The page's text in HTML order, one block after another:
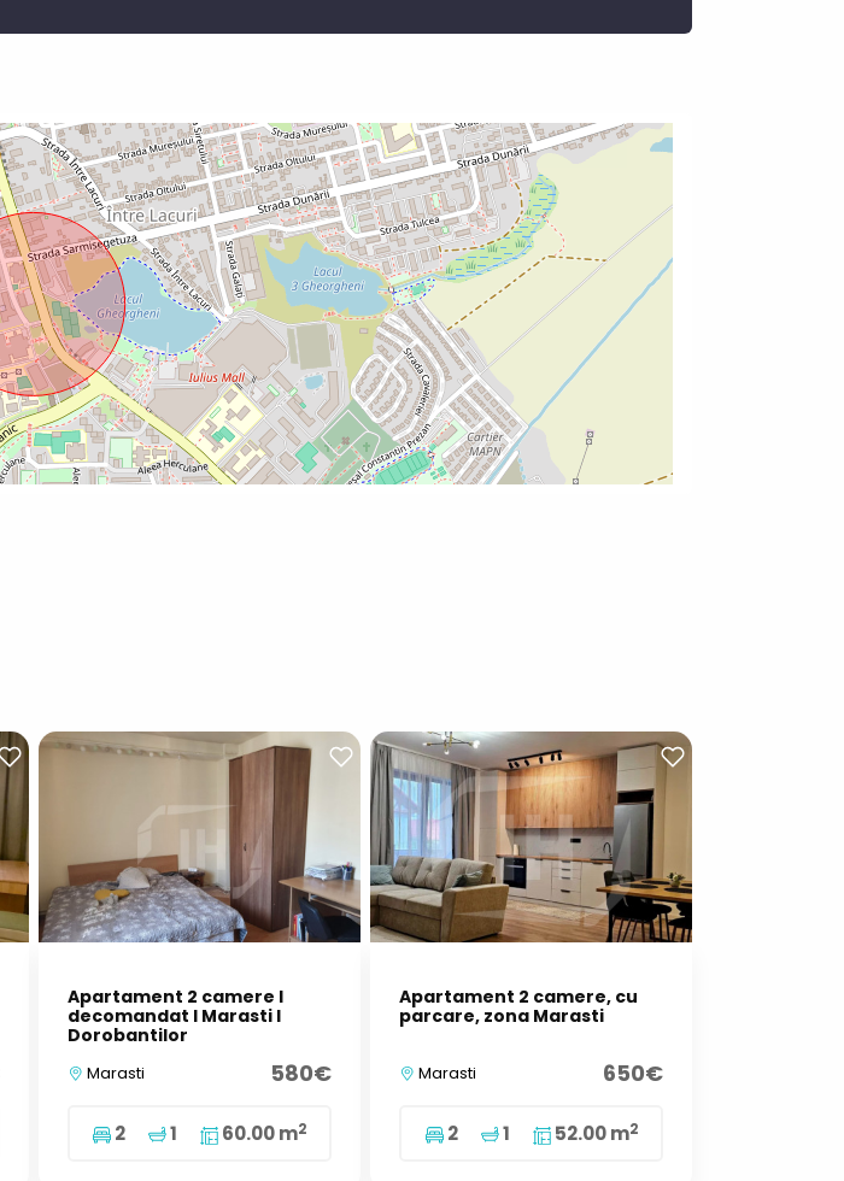
Apartament 2 camere I
decomandat I Marasti I
Dorobantilor
Marasti 580€
2 1 60.00 m2
Apartament 2 camere, cu
parcare, zona Marasti
Marasti 650€
2 1 52.00 m2